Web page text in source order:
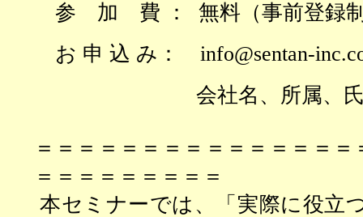
参 加 費 ：
無料（事前登
お 申 込 み： info@sentan-
会社名、所属、氏名
＝＝＝＝＝＝＝＝＝＝＝＝＝＝
＝＝＝＝＝＝＝＝＝
本セミナーでは、「実際に役立